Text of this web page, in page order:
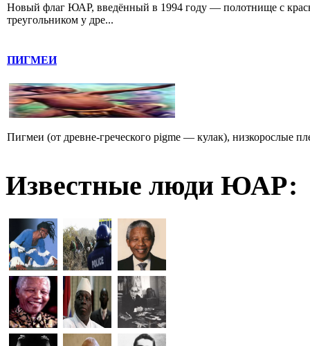
Новый флаг ЮАР, введённый в 1994 году — полотнище с
треугольником у дре...
ПИГМЕИ
Пигмеи (от древне-греческого pigme — кулак), низкорослые
Известные люди ЮАР: